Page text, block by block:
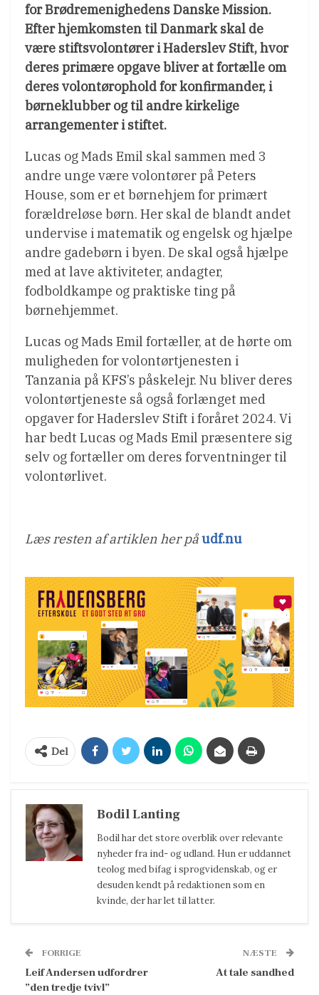
for Brødremenighedens Danske Mission.
Efter hjemkomsten til Danmark skal de
være stiftsvolontører i Haderslev Stift, hvor
deres primære opgave bliver at fortælle om
deres volontørophold for konfirmander, i
børneklubber og til andre kirkelige
arrangementer i stiftet.
Lucas og Mads Emil skal sammen med 3
andre unge være volontører på Peters
House, som er et børnehjem for primært
forældreløse børn. Her skal de blandt andet
undervise i matematik og engelsk og hjælpe
andre gadebørn i byen. De skal også hjælpe
med at lave aktiviteter, andagter,
fodboldkampe og praktiske ting på
børnehjemmet.
Lucas og Mads Emil fortæller, at de hørte om
muligheden for volontørtjenesten i
Tanzania på KFS’s påskelejr. Nu bliver deres
volontørtjeneste så også forlænget med
opgaver for Haderslev Stift i foråret 2024. Vi
har bedt Lucas og Mads Emil præsentere sig
selv og fortæller om deres forventninger til
volontørlivet.
Læs resten af artiklen her påudf.nu
Del
Bodil Lanting
Bodil har det store overblik over relevante
nyheder fra ind- og udland. Hun er uddannet
teolog med bifag i sprogvidenskab, og er
desuden kendt på redaktionen som en
kvinde, der har let til latter.
FORRIGE
Leif Andersen udfordrer
”den tredje tvivl”
NÆSTE
At tale sandhed